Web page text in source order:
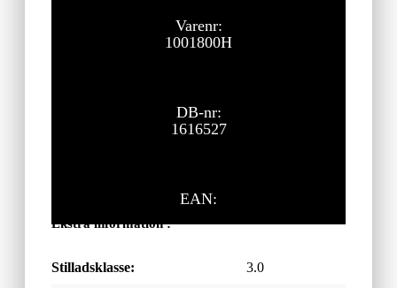
Varenr:
1001800H
DB-nr:
1616527
EAN:
Ekstra information :
Stilladsklasse: 3.0